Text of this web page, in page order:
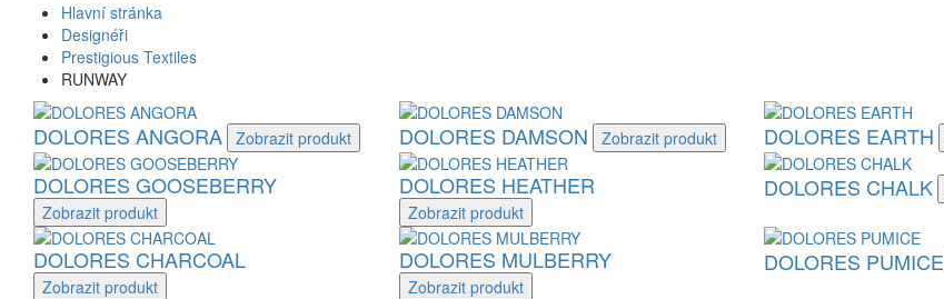
Hlavní stránka
Designéři
Prestigious Textiles
RUNWAY
DOLORES ANGORA Zobrazit produkt DOLORES DAMSON Zobrazit produkt DOLORES EARTH
DOLORES GOOSEBERRY
Zobrazit produkt
DOLORES HEATHER
Zobrazit produkt
DOLORES CHALK
DOLORES CHARCOAL
Zobrazit produkt
DOLORES MULBERRY
Zobrazit produkt
DOLORES PUMICE